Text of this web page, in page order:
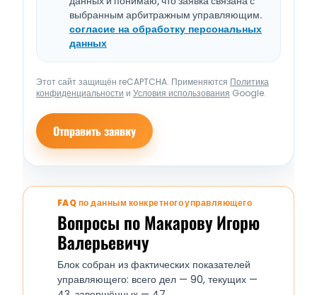
выбранным арбитражным управляющим.
согласие на обработку персональных
данных
Этот сайт защищён reCAPTCHA. Применяются Политика
конфиденциальности и Условия использования Google.
Отправить заявку
FAQ по данным конкретного управляющего
Вопросы по Макарову Игорю
Валерьевичу
Блок собран из фактических показателей
управляющего: всего дел — 90, текущих —